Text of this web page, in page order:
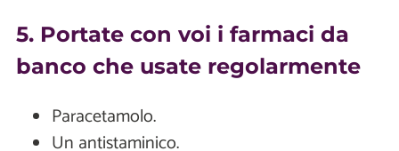
5. Portate con voi i farmaci da
banco che usate regolarmente
Paracetamolo.
Un antistaminico.